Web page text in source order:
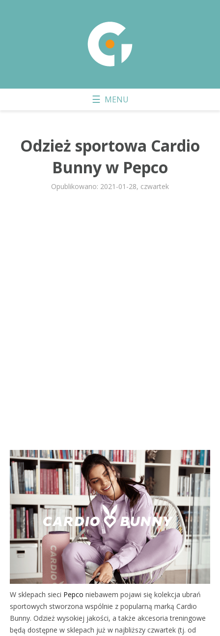
Odzież sportowa Cardio
Bunny w Pepco
Opublikowano: 2021-01-28, czwartek
W sklepach sieci Pepco niebawem pojawi się kolekcja ubrań
sportowych stworzona wspólnie z popularną marką Cardio
Bunny. Odzież wysokiej jakości, a także akcesoria treningowe
będą dostępne w sklepach już w najbliższy czwartek (tj. od